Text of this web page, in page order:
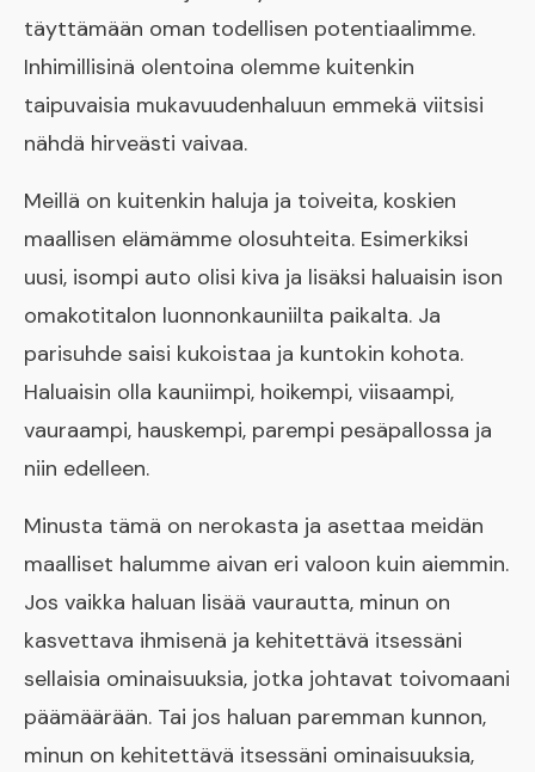
täyttämään oman todellisen potentiaalimme.
Inhimillisinä olentoina olemme kuitenkin
taipuvaisia mukavuudenhaluun emmekä viitsisi
nähdä hirveästi vaivaa.
Meillä on kuitenkin haluja ja toiveita, koskien
maallisen elämämme olosuhteita. Esimerkiksi
uusi, isompi auto olisi kiva ja lisäksi haluaisin ison
omakotitalon luonnonkauniilta paikalta. Ja
parisuhde saisi kukoistaa ja kuntokin kohota.
Haluaisin olla kauniimpi, hoikempi, viisaampi,
vauraampi, hauskempi, parempi pesäpallossa ja
niin edelleen.
Minusta tämä on nerokasta ja asettaa meidän
maalliset halumme aivan eri valoon kuin aiemmin.
Jos vaikka haluan lisää vaurautta, minun on
kasvettava ihmisenä ja kehitettävä itsessäni
sellaisia ominaisuuksia, jotka johtavat toivomaani
päämäärään. Tai jos haluan paremman kunnon,
minun on kehitettävä itsessäni ominaisuuksia,